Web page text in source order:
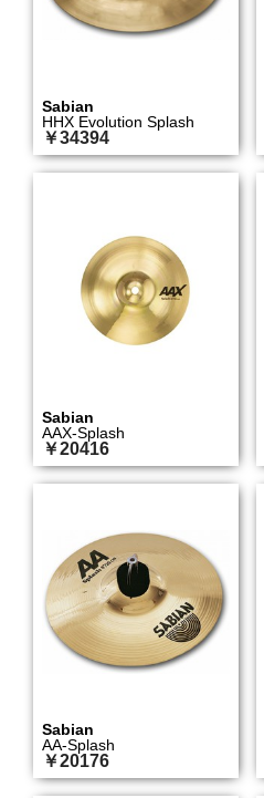
Sabian
HHX Evolution Splash
￥34394
Sabian
AAX-Splash
￥20416
Sabian
AA-Splash
￥20176